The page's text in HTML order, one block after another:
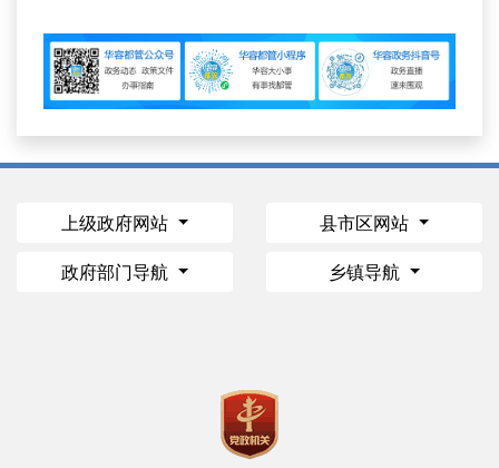
上级政府网站 县市区网站
政府部门导航 乡镇导航